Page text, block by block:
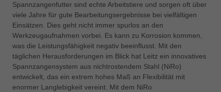
USA
english
Việt Nam
tiếng việt
中国
Spannzangenfutter sind echte Arbeitstiere und sorgen oft über
viele Jahre für gute Bearbeitungsergebnisse bei vielfältigen
Einsätzen. Dies geht nicht immer spurlos an den
Werkzeugaufnahmen vorbei. Es kann zu Korrosion kommen,
was die Leistungsfähigkeit negativ beeinflusst. Mit den
täglichen Herausforderungen im Blick hat Leitz ein innovatives
Spannzangensystem aus nichtrostendem Stahl (NiRo)
entwickelt, das ein extrem hohes Maß an Flexibilität mit
enormer Langlebigkeit vereint. Mit dem NiRo